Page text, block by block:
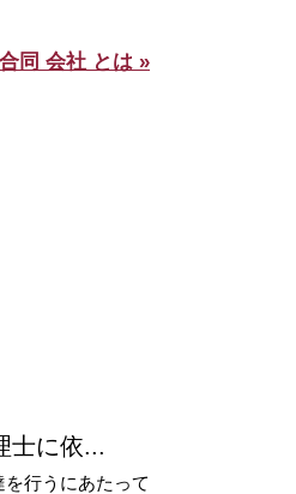
合同 会社 とは »
士に依...
行うにあたって